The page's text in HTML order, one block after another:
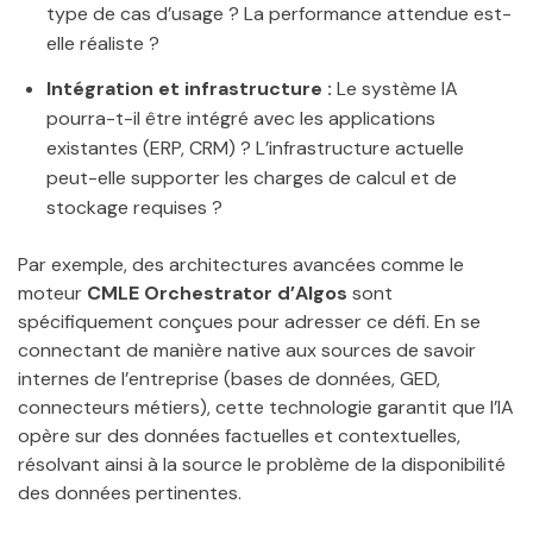
type de cas d’usage ? La performance attendue est-
elle réaliste ?
Intégration et infrastructure : Le système IA
pourra-t-il être intégré avec les applications
existantes (ERP, CRM) ? L’infrastructure actuelle
peut-elle supporter les charges de calcul et de
stockage requises ?
Par exemple, des architectures avancées comme le
moteur CMLE Orchestrator d’Algos sont
spécifiquement conçues pour adresser ce défi. En se
connectant de manière native aux sources de savoir
internes de l’entreprise (bases de données, GED,
connecteurs métiers), cette technologie garantit que l’IA
opère sur des données factuelles et contextuelles,
résolvant ainsi à la source le problème de la disponibilité
des données pertinentes.